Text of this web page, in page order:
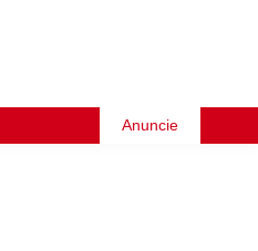
Anuncie